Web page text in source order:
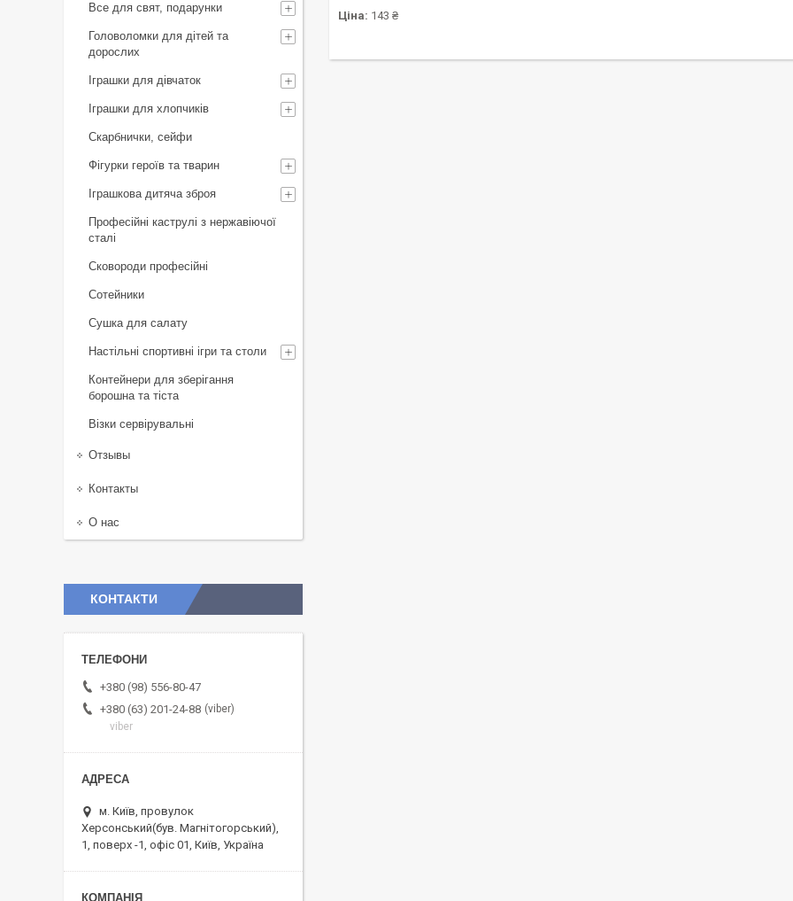
Ціна: 143 ₴
Все для свят, подарунки
Головоломки для дітей та
дорослих
Іграшки для дівчаток
Іграшки для хлопчиків
Скарбнички, сейфи
Фігурки героїв та тварин
Іграшкова дитяча зброя
Професійні каструлі з нержавіючої
сталі
Сковороди професійні
Сотейники
Сушка для салату
Настільні спортивні ігри та столи
Контейнери для зберігання
борошна та тіста
Візки сервірувальні
Отзывы
Контакты
О нас
КОНТАКТИ
+380 (98) 556-80-47
+380 (63) 201-24-88 viber
viber
м. Київ, провулок
Херсонський(був. Магнітогорський),
1, поверх -1, офіс 01, Київ, Україна